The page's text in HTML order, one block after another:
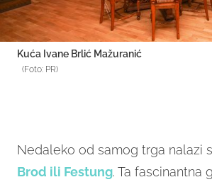
Kuća Ivane Brlić Mažuranić
(Foto: PR)
Nedaleko od samog trga nalazi
Brod ili Festung. Ta fascinantna